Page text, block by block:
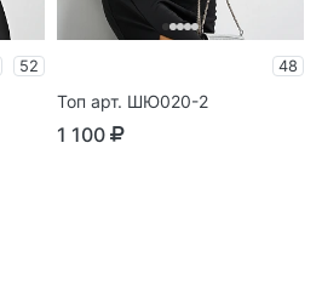
52 48
Топ арт. ШЮ020-2
1 100